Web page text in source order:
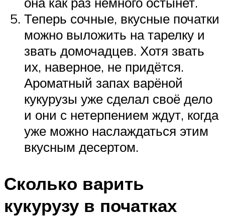
Теперь сочные, вкусные початки
можно выложить на тарелку и
звать домочадцев. Хотя звать
их, наверное, не придётся.
Ароматный запах варёной
кукурузы уже сделал своё дело
и они с нетерпением ждут, когда
уже можно наслаждаться этим
вкусным десертом.
Сколько варить
кукурузу в початках